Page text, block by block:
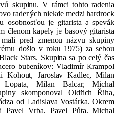
skupinu. V rámci tohto radenia
radených niekde medzi hardrock
osobnosťou je gitarista a spevák
členom kapely je basový gitarista
pred zmenou názvu skupiny
došlo v roku 1975) za sebou
Stars. Skupina sa po celý čas
bubeníkov: Vladimír Krampol
Kohout, Jaroslav Kadlec, Milan
Milan Balcar, Michal
skomponoval Oldřich Říha,
od Ladislava Vostárka. Okrem
Pavel Vrba, Pavel Půta, Michal